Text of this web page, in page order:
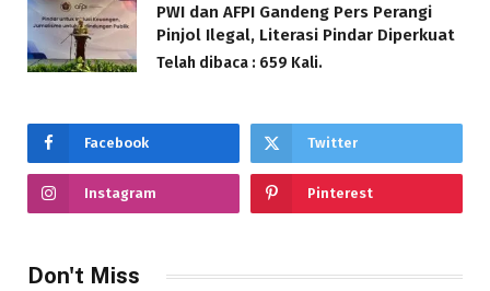
PWI dan AFPI Gandeng Pers Perangi
Pinjol Ilegal, Literasi Pindar Diperkuat
Telah dibaca : 659 Kali.
Facebook Twitter
Instagram Pinterest
Don't Miss